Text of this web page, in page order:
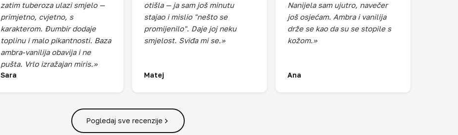
zatim tuberoza ulazi smjelo —
primjetno, cvjetno, s
karakterom. Đumbir dodaje
toplinu i malo pikantnosti. Baza
ambra-vanilija obavija i ne
pušta. Vrlo izražajan miris.»
Sara
otišla — ja sam još minutu
stajao i mislio "nešto se
promijenilo". Daje joj neku
smjelost. Sviđa mi se.»
Matej
Nanijela sam ujutro, navečer
još osjećam. Ambra i vanilija
drže se kao da su se stopile s
kožom.»
Ana
Pogledaj sve recenzije